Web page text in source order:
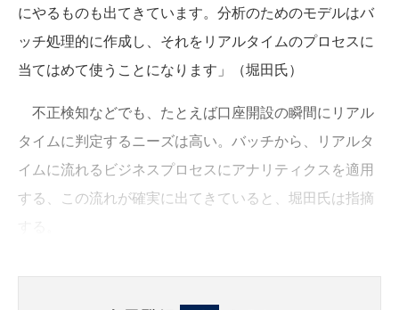
にやるものも出てきています。分析のためのモデルはバ
ッチ処理的に作成し、それをリアルタイムのプロセスに
当てはめて使うことになります」（堀田氏）
不正検知などでも、たとえば口座開設の瞬間にリアル
タイムに判定するニーズは高い。バッチから、リアルタ
イムに流れるビジネスプロセスにアナリティクスを適用
する、この流れが確実に出てきていると、堀田氏は指摘